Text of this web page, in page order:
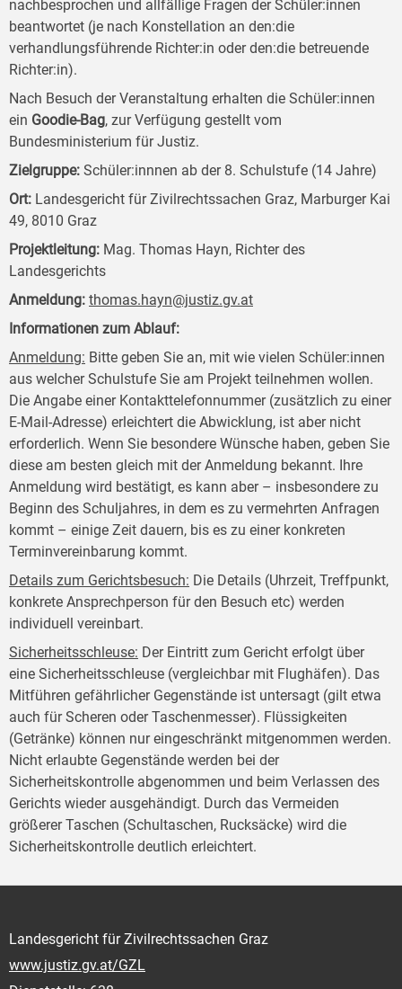
nachbesprochen und allfällige Fragen der Schüler:innen
beantwortet (je nach Konstellation an den:die
verhandlungsführende Richter:in oder den:die betreuende
Richter:in).
Nach Besuch der Veranstaltung erhalten die Schüler:innen
ein Goodie-Bag, zur Verfügung gestellt vom
Bundesministerium für Justiz.
Zielgruppe: Schüler:innnen ab der 8. Schulstufe (14 Jahre)
Ort: Landesgericht für Zivilrechtssachen Graz, Marburger Kai
49, 8010 Graz
Projektleitung: Mag. Thomas Hayn, Richter des
Landesgerichts
Anmeldung: thomas.hayn@justiz.gv.at
Informationen zum Ablauf:
Anmeldung: Bitte geben Sie an, mit wie vielen Schüler:innen
aus welcher Schulstufe Sie am Projekt teilnehmen wollen.
Die Angabe einer Kontakttelefonnummer (zusätzlich zu einer
E-Mail-Adresse) erleichtert die Abwicklung, ist aber nicht
erforderlich. Wenn Sie besondere Wünsche haben, geben Sie
diese am besten gleich mit der Anmeldung bekannt. Ihre
Anmeldung wird bestätigt, es kann aber – insbesondere zu
Beginn des Schuljahres, in dem es zu vermehrten Anfragen
kommt – einige Zeit dauern, bis es zu einer konkreten
Terminvereinbarung kommt.
Details zum Gerichtsbesuch: Die Details (Uhrzeit, Treffpunkt,
konkrete Ansprechperson für den Besuch etc) werden
individuell vereinbart.
Sicherheitsschleuse: Der Eintritt zum Gericht erfolgt über
eine Sicherheitsschleuse (vergleichbar mit Flughäfen). Das
Mitführen gefährlicher Gegenstände ist untersagt (gilt etwa
auch für Scheren oder Taschenmesser). Flüssigkeiten
(Getränke) können nur eingeschränkt mitgenommen werden.
Nicht erlaubte Gegenstände werden bei der
Sicherheitskontrolle abgenommen und beim Verlassen des
Gerichts wieder ausgehändigt. Durch das Vermeiden
größerer Taschen (Schultaschen, Rucksäcke) wird die
Sicherheitskontrolle deutlich erleichtert.
Landesgericht für Zivilrechtssachen Graz
www.justiz.gv.at/GZL